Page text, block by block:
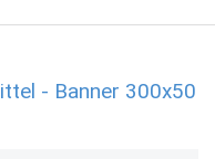
- Banner 300x50